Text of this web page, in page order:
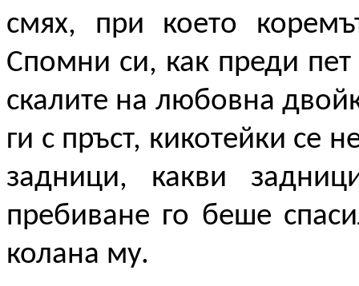
смях, при което
Спомни си, как преди
скалите на любовна
ги с пръст, кикотейки се
задници, какви
пребиване го беше
колана му.